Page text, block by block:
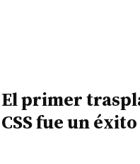
El primer
CSS fue un éxito